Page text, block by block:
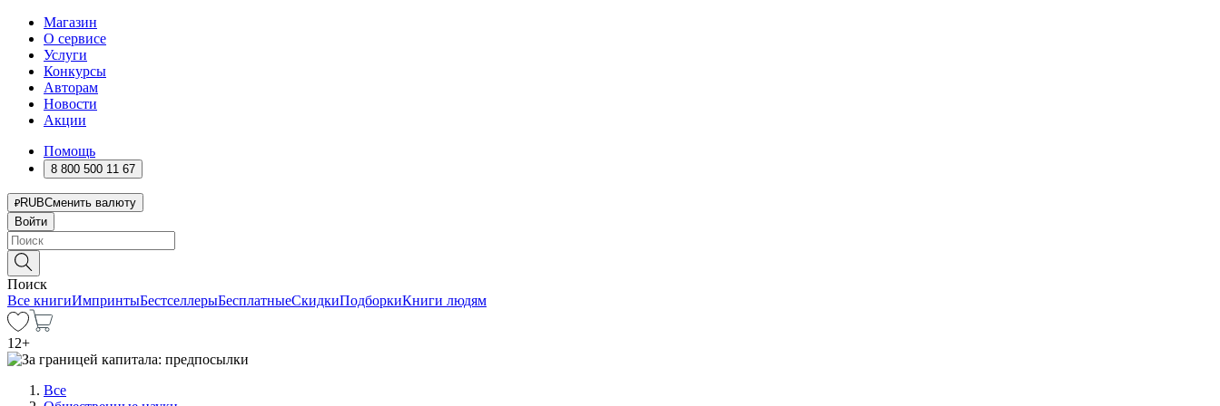
Магазин
О сервисе
Услуги
Конкурсы
Авторам
Новости
Акции
Помощь
8 800 500 11 67
RUBСменить валюту
Войти
Поиск
Все книгиИмпринтыБестселлерыБесплатныеСкидкиПодборкиКниги людям
12+
Все